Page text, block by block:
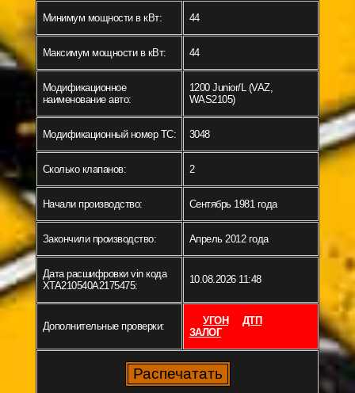
Минимум мощности в кВт: 44
Максимум мощности в кВт: 44
Модификационное
наименование авто:
1200 Junior/L (VAZ,
WAS2105)
Модификационный номер ТС: 3048
Сколько клапанов: 2
Начали производство: Сентябрь 1981 года
Закончили производство: Апрель 2012 года
Дата расшифровки vin кода
XTA210540A2175475:
10.08.2026 11:48
Дополнительные проверки: УГОН
ДТП
ЗАЛОГ